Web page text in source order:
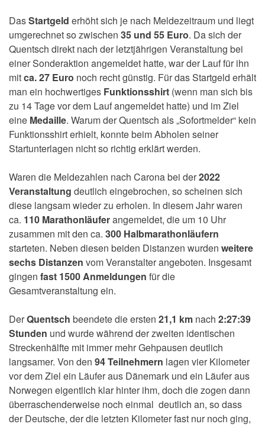
DasStartgeld erhöht sich je nach Meldezeitraum und liegt
umgerechnet so zwischen 35 und 55 Euro. Da sich der
Quentsch direkt nach der letztjährigen Veranstaltung bei
einer Sonderaktion angemeldet hatte, war der Lauf für ihn
mitca. 27 Euro noch recht günstig. Für das Startgeld erhält
man ein hochwertiges Funktionsshirt (wenn man sich bis
zu 14 Tage vor dem Lauf angemeldet hatte) und im Ziel
eine Medaille. Warum der Quentsch als „Sofortmelder“ kein
Funktionsshirt erhielt, konnte beim Abholen seiner
Startunterlagen nicht so richtig erklärt werden.
Waren die Meldezahlen nach Carona bei der2022
Veranstaltung deutlich eingebrochen, so scheinen sich
diese langsam wieder zu erholen. In diesem Jahr waren
ca. 110 Marathonläuferangemeldet, die um 10 Uhr
zusammen mit den ca. 300 Halbmarathonläufern
starteten. Neben diesen beiden Distanzen wurden weitere
sechs Distanzen vom Veranstalter angeboten. Insgesamt
gingen fast 1500 Anmeldungen für die
Gesamtveranstaltung ein.
DerQuentsch beendete die ersten 21,1 km nach 2:27:39
Stunden und wurde während der zweiten identischen
Streckenhälfte mit immer mehr Gehpausen deutlich
langsamer. Von den 94 Teilnehmern lagen vier Kilometer
vor dem Ziel ein Läufer aus Dänemark und ein Läufer aus
Norwegen eigentlich klar hinter ihm, doch die zogen dann
überraschenderweise noch einmal deutlich an, so dass
der Deutsche, der die letzten Kilometer fast nur noch ging,